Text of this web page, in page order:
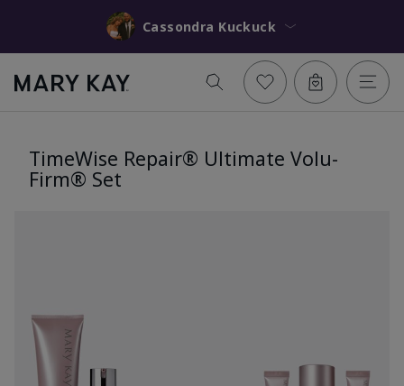
Cassondra Kuckuck
TimeWise Repair® Ultimate Volu-
Firm® Set